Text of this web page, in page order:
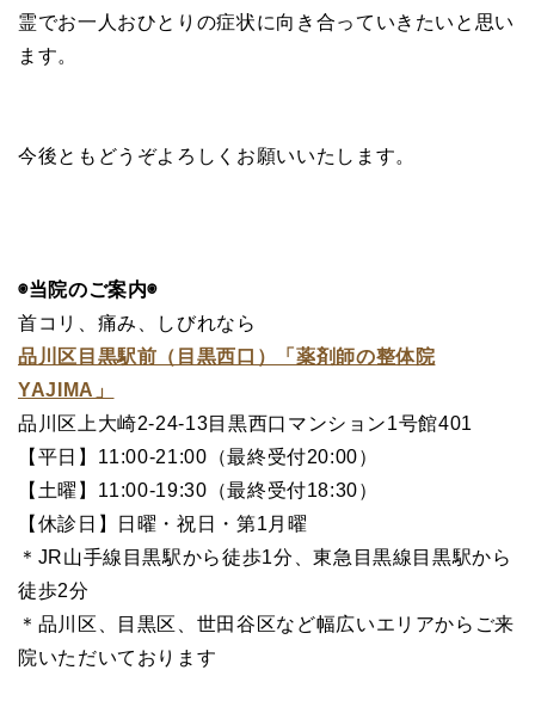
霊でお一人おひとりの症状に向き合っていきたいと思い
ます。
今後ともどうぞよろしくお願いいたします。
◉当院のご案内◉
首コリ、痛み、しびれなら
品川区目黒駅前（目黒西口）「薬剤師の整体院
YAJIMA」
品川区上大崎2-24-13目黒西口マンション1号館401
【平日】11:00-21:00（最終受付20:00）
【土曜】11:00-19:30（最終受付18:30）
【休診日】日曜・祝日・第1月曜
＊JR山手線目黒駅から徒歩1分、東急目黒線目黒駅から
徒歩2分
＊品川区、目黒区、世田谷区など幅広いエリアからご来
院いただいております